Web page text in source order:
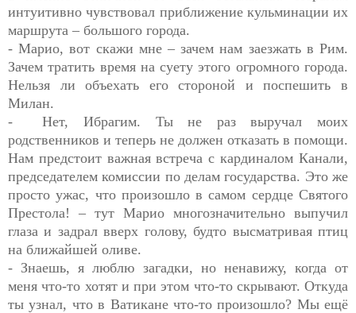
интуитивно чувствовал приближение кульминации их
маршрута – большого города.
- Марио, вот скажи мне – зачем нам заезжать в Рим.
Зачем тратить время на суету этого огромного города.
Нельзя ли объехать его стороной и поспешить в
Милан.
- Нет, Ибрагим. Ты не раз выручал моих
родственников и теперь не должен отказать в помощи.
Нам предстоит важная встреча с кардиналом Канали,
председателем комиссии по делам государства. Это же
просто ужас, что произошло в самом сердце Святого
Престола! – тут Марио многозначительно выпучил
глаза и задрал вверх голову, будто высматривая птиц
на ближайшей оливе.
- Знаешь, я люблю загадки, но ненавижу, когда от
меня что-то хотят и при этом что-то скрывают. Откуда
ты узнал, что в Ватикане что-то произошло? Мы ещё